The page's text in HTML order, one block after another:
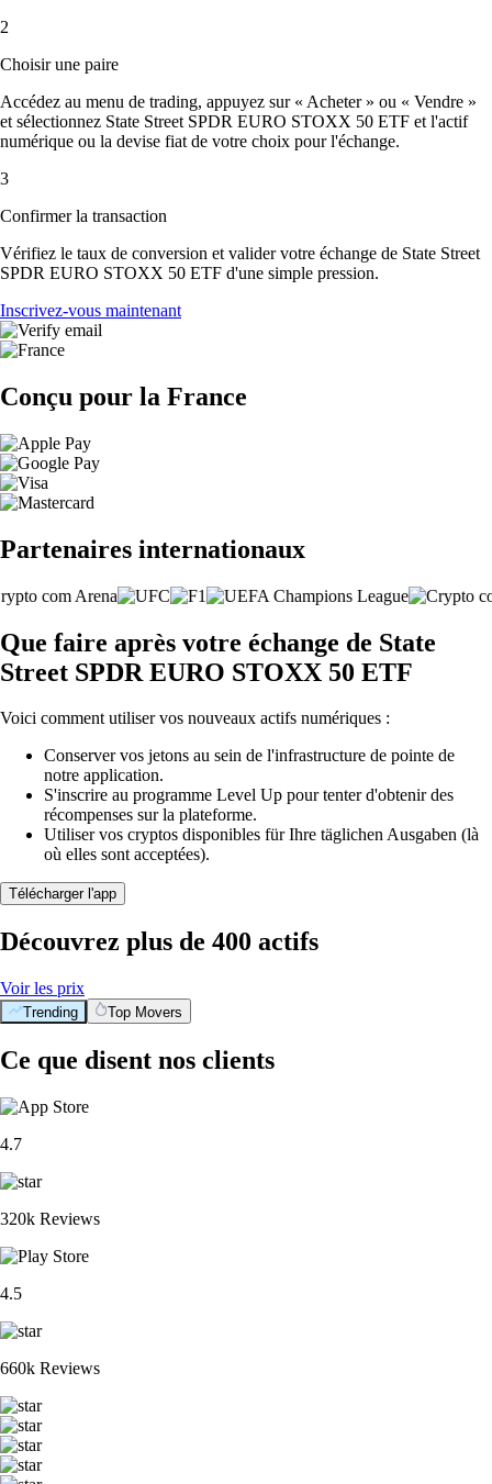
2
Choisir une paire
Accédez au menu de trading, appuyez sur « Acheter » ou « Vendre »
et sélectionnez State Street SPDR EURO STOXX 50 ETF et l'actif
numérique ou la devise fiat de votre choix pour l'échange.
3
Confirmer la transaction
Vérifiez le taux de conversion et valider votre échange de State Street
SPDR EURO STOXX 50 ETF d'une simple pression.
Inscrivez-vous maintenant
Conçu pour la France
Partenaires internationaux
Que faire après votre échange de State
Street SPDR EURO STOXX 50 ETF
Voici comment utiliser vos nouveaux actifs numériques :
Conserver vos jetons au sein de l'infrastructure de pointe de
notre application.
S'inscrire au programme Level Up pour tenter d'obtenir des
récompenses sur la plateforme.
Utiliser vos cryptos disponibles für Ihre täglichen Ausgaben (là
où elles sont acceptées).
Télécharger l'app
Découvrez plus de 400 actifs
Voir les prix
Trending Top Movers
Ce que disent nos clients
4.7
320k Reviews
4.5
660k Reviews